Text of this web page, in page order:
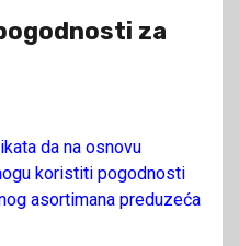
za
da na osnovu
koristiti pogodnosti
asortimana preduzeća